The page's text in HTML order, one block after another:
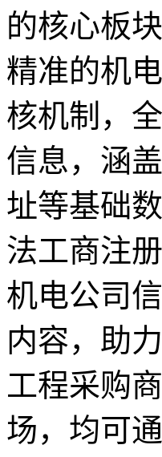
的核心板
精准的机
核机制，
信息，涵
址等基础
法工商注
机电公司
内容，助
工程采购
场，均可